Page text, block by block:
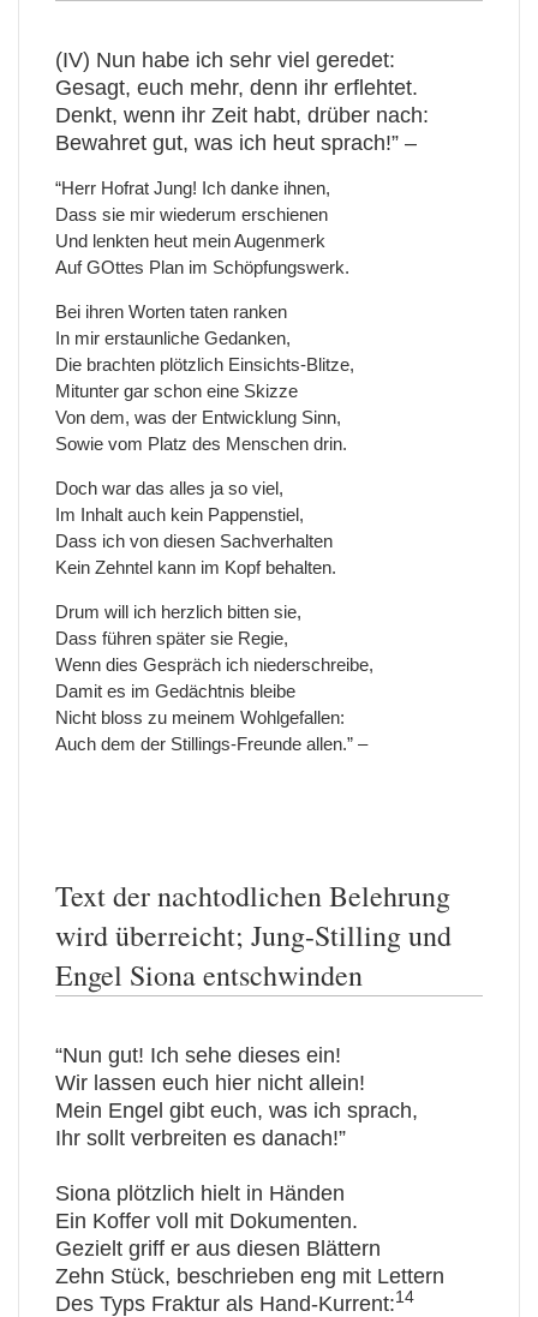
(IV) Nun habe ich sehr viel geredet:
Gesagt, euch mehr, denn ihr erflehtet.
Denkt, wenn ihr Zeit habt, drüber nach:
Bewahret gut, was ich heut sprach!” –
“Herr Hofrat Jung! Ich danke ihnen,
Dass sie mir wiederum erschienen
Und lenkten heut mein Augenmerk
Auf GOttes Plan im Schöpfungswerk.
Bei ihren Worten taten ranken
In mir erstaunliche Gedanken,
Die brachten plötzlich Einsichts-Blitze,
Mitunter gar schon eine Skizze
Von dem, was der Entwicklung Sinn,
Sowie vom Platz des Menschen drin.
Doch war das alles ja so viel,
Im Inhalt auch kein Pappenstiel,
Dass ich von diesen Sachverhalten
Kein Zehntel kann im Kopf behalten.
Drum will ich herzlich bitten sie,
Dass führen später sie Regie,
Wenn dies Gespräch ich niederschreibe,
Damit es im Gedächtnis bleibe
Nicht bloss zu meinem Wohlgefallen:
Auch dem der Stillings-Freunde allen.” –
Text der nachtodlichen Belehrung
wird überreicht; Jung-Stilling und
Engel Siona entschwinden
“Nun gut! Ich sehe dieses ein!
Wir lassen euch hier nicht allein!
Mein Engel gibt euch, was ich sprach,
Ihr sollt verbreiten es danach!”
Siona plötzlich hielt in Händen
Ein Koffer voll mit Dokumenten.
Gezielt griff er aus diesen Blättern
Zehn Stück, beschrieben eng mit Lettern
Des Typs Fraktur als Hand-Kurrent:14